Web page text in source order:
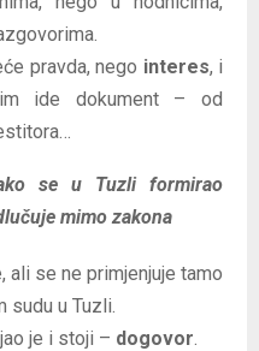
pravda, nego interes, i
ide dokument – od
se u Tuzli formirao
mimo zakona
ali se ne primjenjuje tamo
u Tuzli.
je i stoji – dogovor